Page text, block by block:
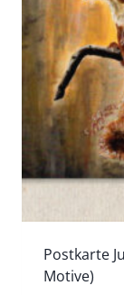
Postkarte
Motive)